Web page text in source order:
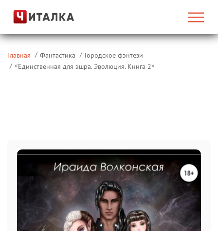
Главная Фантастика
Городское фэнтези
«Единственная для эшра. Эволюция. Книга 2»